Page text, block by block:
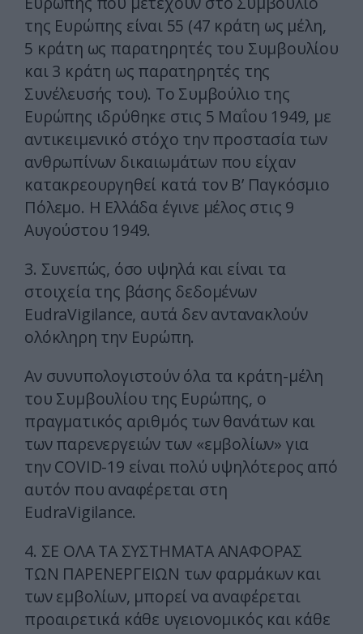
της Ευρώπης είναι 55 (47 κράτη ως μέλη,
5 κράτη ως παρατηρητές του Συμβουλίου
και 3 κράτη ως παρατηρητές της
Συνέλευσής του). Το Συμβούλιο της
Ευρώπης ιδρύθηκε στις 5 Μαΐου 1949, με
αντικειμενικό στόχο την προστασία των
ανθρωπίνων δικαιωμάτων που είχαν
κατακρεουργηθεί κατά τον Β’ Παγκόσμιο
Πόλεμο. Η Ελλάδα έγινε μέλος στις 9
Αυγούστου 1949.
3. Συνεπώς, όσο υψηλά και είναι τα
στοιχεία της βάσης δεδομένων
EudraVigilance, αυτά δεν αντανακλούν
ολόκληρη την Ευρώπη.
Αν συνυπολογιστούν όλα τα κράτη-μέλη
του Συμβουλίου της Ευρώπης, ο
πραγματικός αριθμός των θανάτων και
των παρενεργειών των «εμβολίων» για
την COVID-19 είναι πολύ υψηλότερος από
αυτόν που αναφέρεται στη
EudraVigilance.
4. ΣΕ ΟΛΑ ΤΑ ΣΥΣΤΗΜΑΤΑ ΑΝΑΦΟΡΑΣ
ΤΩΝ ΠΑΡΕΝΕΡΓΕΙΩΝ των φαρμάκων και
των εμβολίων, μπορεί να αναφέρεται
προαιρετικά κάθε υγειονομικός και κάθε